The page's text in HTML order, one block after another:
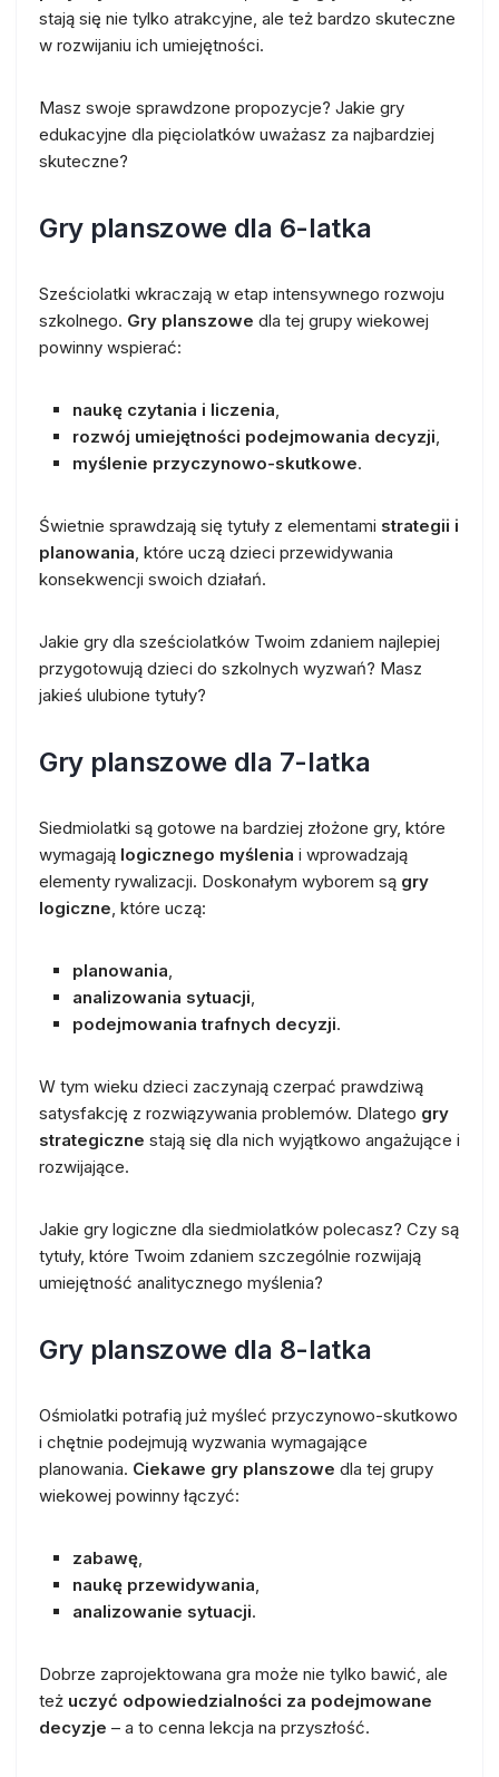
stają się nie tylko atrakcyjne, ale też bardzo skuteczne
w rozwijaniu ich umiejętności.
Masz swoje sprawdzone propozycje? Jakie gry
edukacyjne dla pięciolatków uważasz za najbardziej
skuteczne?
Gry planszowe dla 6-latka
Sześciolatki wkraczają w etap intensywnego rozwoju
szkolnego. Gry planszowe dla tej grupy wiekowej
powinny wspierać:
naukę czytania i liczenia,
rozwój umiejętności podejmowania decyzji,
myślenie przyczynowo-skutkowe.
Świetnie sprawdzają się tytuły z elementami strategii i
planowania, które uczą dzieci przewidywania
konsekwencji swoich działań.
Jakie gry dla sześciolatków Twoim zdaniem najlepiej
przygotowują dzieci do szkolnych wyzwań? Masz
jakieś ulubione tytuły?
Gry planszowe dla 7-latka
Siedmiolatki są gotowe na bardziej złożone gry, które
wymagają logicznego myślenia i wprowadzają
elementy rywalizacji. Doskonałym wyborem są gry
logiczne, które uczą:
planowania,
analizowania sytuacji,
podejmowania trafnych decyzji.
W tym wieku dzieci zaczynają czerpać prawdziwą
satysfakcję z rozwiązywania problemów. Dlatego gry
strategiczne stają się dla nich wyjątkowo angażujące i
rozwijające.
Jakie gry logiczne dla siedmiolatków polecasz? Czy są
tytuły, które Twoim zdaniem szczególnie rozwijają
umiejętność analitycznego myślenia?
Gry planszowe dla 8-latka
Ośmiolatki potrafią już myśleć przyczynowo-skutkowo
i chętnie podejmują wyzwania wymagające
planowania. Ciekawe gry planszowe dla tej grupy
wiekowej powinny łączyć:
zabawę,
naukę przewidywania,
analizowanie sytuacji.
Dobrze zaprojektowana gra może nie tylko bawić, ale
też uczyć odpowiedzialności za podejmowane
decyzje – a to cenna lekcja na przyszłość.